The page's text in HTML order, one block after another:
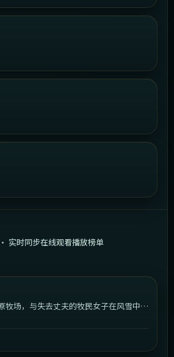
实时同步在线观看播放榜单
牧场，与失去丈夫的牧民女子在风雪中相